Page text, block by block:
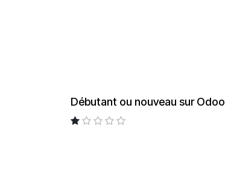
Débutant ou nouveau sur Odoo